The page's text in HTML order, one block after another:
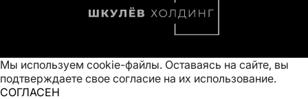
Мы используем cookie-файлы. Оставаясь на сайте, вы
подтверждаете свое согласие на их использование.
СОГЛАСЕН